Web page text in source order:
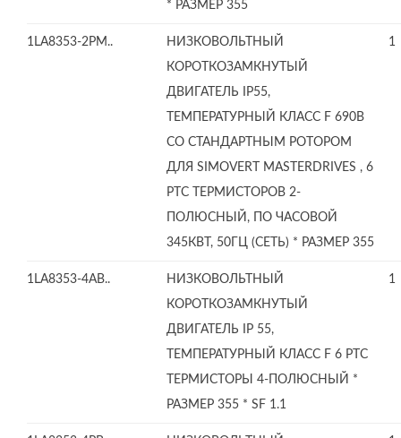
* РАЗМЕР 355
1LA8353-2PM..
НИЗКОВОЛЬТНЫЙ
КОРОТКОЗАМКНУТЫЙ
ДВИГАТЕЛЬ IP55,
ТЕМПЕРАТУРНЫЙ КЛАСС F 690В
СО СТАНДАРТНЫМ РОТОРОМ
ДЛЯ SIMOVERT MASTERDRIVES , 6
PTC ТЕРМИСТОРОВ 2-
ПОЛЮСНЫЙ, ПО ЧАСОВОЙ
345КВТ, 50ГЦ (СЕТЬ) * РАЗМЕР 355
1
1LA8353-4AB..
НИЗКОВОЛЬТНЫЙ
КОРОТКОЗАМКНУТЫЙ
ДВИГАТЕЛЬ IP 55,
ТЕМПЕРАТУРНЫЙ КЛАСС F 6 PTC
ТЕРМИСТОРЫ 4-ПОЛЮСНЫЙ *
РАЗМЕР 355 * SF 1.1
1